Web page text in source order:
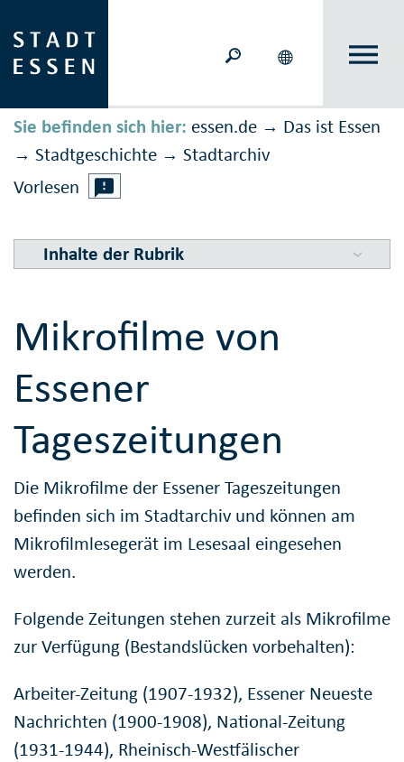
Sie befinden sich hier: essen.de → Das ist Essen
→ Stadtgeschichte → Stadtarchiv
Vorlesen
Inhalte der Rubrik
Mikrofilme von
Essener
Tageszeitungen
Die Mikrofilme der Essener Tageszeitungen
befinden sich im Stadtarchiv und können am
Mikrofilmlesegerät im Lesesaal eingesehen
werden.
Folgende Zeitungen stehen zurzeit als Mikrofilme
zur Verfügung (Bestandslücken vorbehalten):
Arbeiter-Zeitung (1907-1932), Essener Neueste
Nachrichten (1900-1908), National-Zeitung
(1931-1944), Rheinisch-Westfälischer